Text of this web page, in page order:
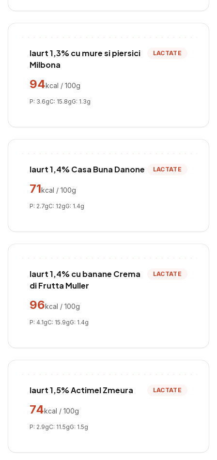
Iaurt 1,3% cu mure si piersici
Milbona
LACTATE
94kcal / 100g
P: 3.6gC: 15.8gG: 1.3g
Iaurt 1,4% Casa Buna Danone LACTATE
71kcal / 100g
P: 2.7gC: 12gG: 1.4g
Iaurt 1,4% cu banane Crema
di Frutta Muller
LACTATE
96kcal / 100g
P: 4.1gC: 15.9gG: 1.4g
Iaurt 1,5% Actimel Zmeura LACTATE
74kcal / 100g
P: 2.9gC: 11.5gG: 1.5g